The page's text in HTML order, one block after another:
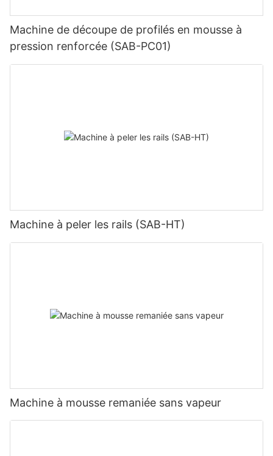
Machine de découpe de profilés en mousse à
pression renforcée (SAB-PC01)
Machine à peler les rails (SAB-HT)
Machine à mousse remaniée sans vapeur